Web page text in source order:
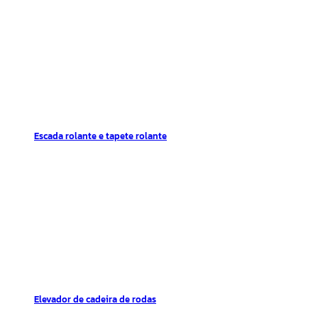
Escada rolante e tapete rolante
Elevador de cadeira de rodas